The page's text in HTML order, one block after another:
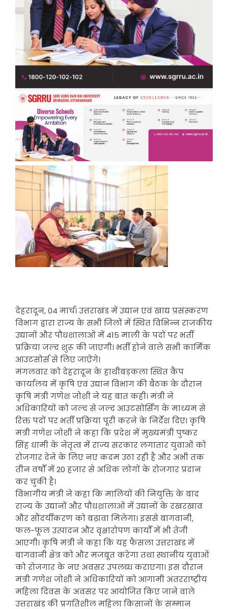
देहरादून, 04 मार्च। उत्तराखंड में उद्यान एवं खाद्य प्रसंस्करण
विभाग द्वारा राज्य के सभी जिलों में स्थित विभिन्न राजकीय
उद्यानों और पौधशालाओं में 415 माली के पदों पर भर्ती
प्रक्रिया जल्द शुरू की जाएगी। भर्ती होने वाले सभी कार्मिक
आउटसोर्स से लिए जाऐंगे।
मंगलवार को देहरादून के हाथीबड़कला स्थित कैंप
कार्यालय में कृषि एवं उद्यान विभाग की बैठक के दौरान
कृषि मंत्री गणेश जोशी ने यह बात कही। मंत्री ने
अधिकारियों को जल्द से जल्द आउटसोर्सिंग के माध्यम से
रिक्त पदों पर भर्ती प्रक्रिया पूरी करने के निर्देश दिए। कृषि
मंत्री गणेश जोशी ने कहा कि प्रदेश में मुख्यमंत्री पुष्कर
सिंह धामी के नेतृत्व में राज्य सरकार लगातार युवाओं को
रोजगार देने के लिए नए कदम उठा रही है और अभी तक
तीन वर्षों में 20 हजार से अधिक लोगों के रोजगार प्रदान
कर चुकी है।
विभागीय मंत्री ने कहा कि मालियों की नियुक्ति के बाद
राज्य के उद्यानों और पौधशालाओं में उद्यानों के रखरखाव
और सौंदर्यीकरण को बढ़ावा मिलेगा। इससे बागवानी,
फल-फूल उत्पादन और वृक्षारोपण कार्यों में भी तेजी
आएगी। कृषि मंत्री ने कहा कि यह फैसला उत्तराखंड में
बागवानी क्षेत्र को और मजबूत करेगा तथा स्थानीय युवाओं
को रोजगार के नए अवसर उपलब्ध कराएगा। इस दौरान
मंत्री गणेश जोशी ने अधिकारियों को आगामी अंतरराष्ट्रीय
महिला दिवस के अवसर पर आयोजित किए जाने वाले
उत्तराखंड की प्रगतिशील महिला किसानों के सम्मान